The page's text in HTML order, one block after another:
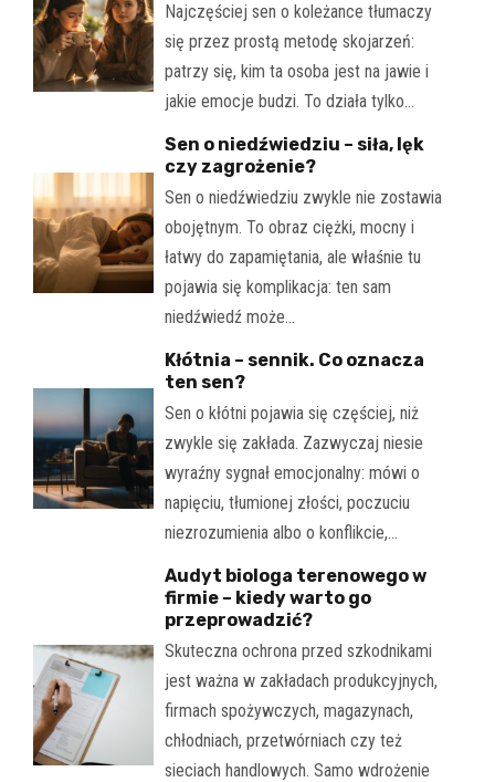
Najczęściej sen o koleżance tłumaczy
się przez prostą metodę skojarzeń:
patrzy się, kim ta osoba jest na jawie i
jakie emocje budzi. To działa tylko…
Sen o niedźwiedziu – siła, lęk
czy zagrożenie?
Sen o niedźwiedziu zwykle nie zostawia
obojętnym. To obraz ciężki, mocny i
łatwy do zapamiętania, ale właśnie tu
pojawia się komplikacja: ten sam
niedźwiedź może…
Kłótnia – sennik. Co oznacza
ten sen?
Sen o kłótni pojawia się częściej, niż
zwykle się zakłada. Zazwyczaj niesie
wyraźny sygnał emocjonalny: mówi o
napięciu, tłumionej złości, poczuciu
niezrozumienia albo o konflikcie,…
Audyt biologa terenowego w
firmie – kiedy warto go
przeprowadzić?
Skuteczna ochrona przed szkodnikami
jest ważna w zakładach produkcyjnych,
firmach spożywczych, magazynach,
chłodniach, przetwórniach czy też
sieciach handlowych. Samo wdrożenie